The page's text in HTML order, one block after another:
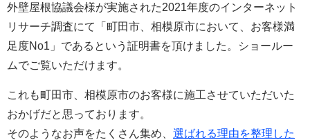
外壁屋根協議会様が実施された2021年度のインターネット
リサーチ調査にて「町田市、相模原市において、お客様満
足度No1」であるという証明書を頂けました。ショールー
ムでご覧いただけます。
これも町田市、相模原市のお客様に施工させていただいた
おかげだと思っております。
そのようなお声をたくさん集め、 選ばれる理由を整理した